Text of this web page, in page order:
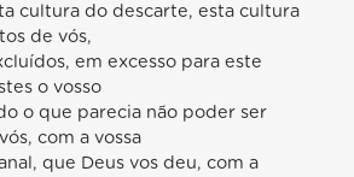
cultura do descarte, esta cultura
de vós,
em excesso para este
o vosso
o que parecia não poder ser
com a vossa
que Deus vos deu, com a